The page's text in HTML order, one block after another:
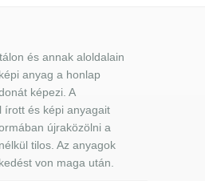
és annak aloldalain
anyag a honlap
képezi. A
írott és képi anyagait
újraközölni a
tilos. Az anyagok
von maga után.